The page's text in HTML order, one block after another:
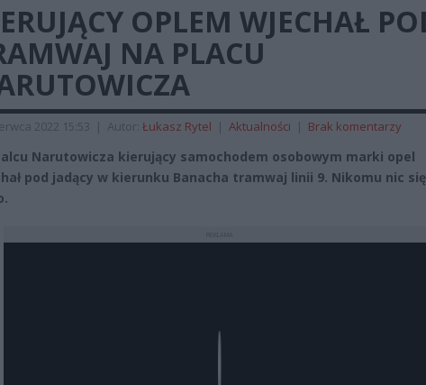
OPLEM WJECHAŁ
NA PLACU
2022 15:53 | Autor: Łukasz Rytel | Aktualności | Brak komentarzy
Narutowicza kierujący samochodem osobowym marki opel
pod jadący w kierunku Banacha tramwaj linii 9. Nikomu nic